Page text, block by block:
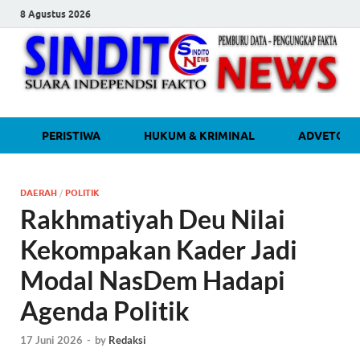
8 Agustus 2026
Media Independen Faktual dan
Terpercaya
PERISTIWA HUKUM & KRIMINAL
DAERAH / POLITIK
Rakhmatiyah Deu Nilai
Kekompakan Kader Jadi
Modal NasDem Hadapi
Agenda Politik
17 Juni 2026 - by Redaksi